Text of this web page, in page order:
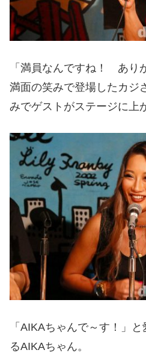
「満員なんですね！ あり
満面の笑みで登場したカジ
みでゲストがステージに上
「AIKAちゃんで～す！」
るAIKAちゃん。